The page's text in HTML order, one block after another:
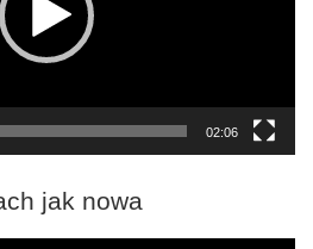
02:06
jak nowa